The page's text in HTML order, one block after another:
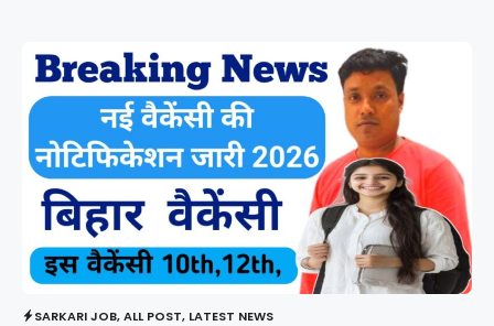
SARKARI JOB,ALL POST, LATEST NEWS